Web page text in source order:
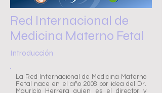
Red Internacional de
Medicina Materno Fetal
Introducción
La Red Internacional de Medicina Materno
Fetal nace en el año 2008 por idea del Dr.
Mauricio Herrera quien es el director y